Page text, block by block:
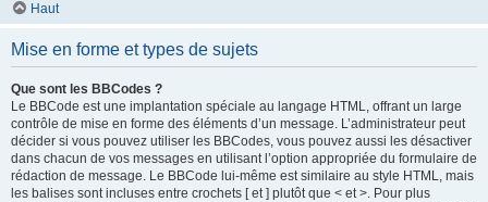
Haut
Mise en forme et types de sujets
Que sont les BBCodes ?
Le BBCode est une implantation spéciale au langage HTML, offrant un large
contrôle de mise en forme des éléments d’un message. L’administrateur peut
décider si vous pouvez utiliser les BBCodes, vous pouvez aussi les désactiver
dans chacun de vos messages en utilisant l’option appropriée du formulaire de
rédaction de message. Le BBCode lui-même est similaire au style HTML, mais
les balises sont incluses entre crochets [ et ] plutôt que < et >. Pour plus